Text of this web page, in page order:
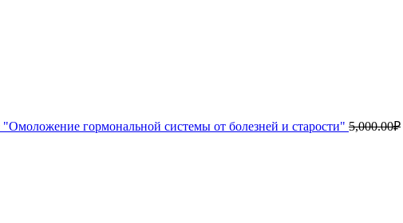
гормональной системы от болезней и старости" 5,000.00₽